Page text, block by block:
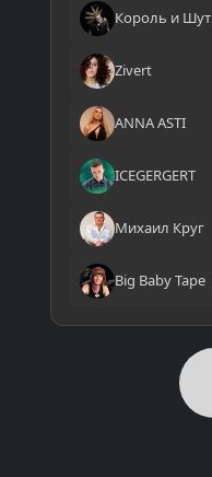
Король и Шут
Zivert
ANNA ASTI
ICEGERGERT
Михаил Круг
Big Baby Tape